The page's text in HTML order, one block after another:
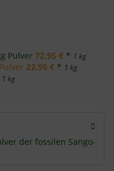
Pulver 72,95 € * 1 kg
22,95 € * 1 kg
1 kg
der fossilen Sango-